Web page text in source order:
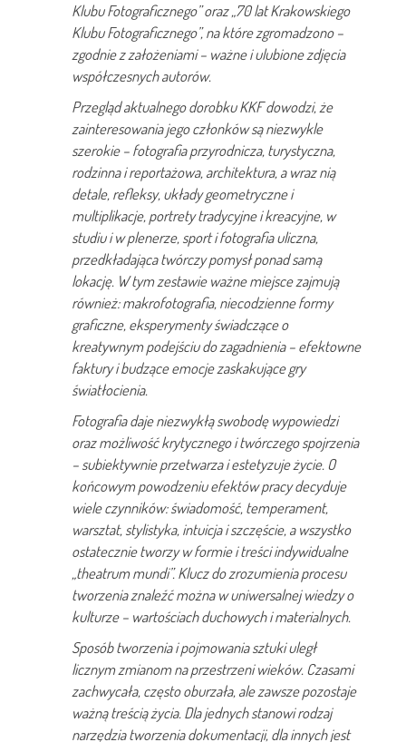
Klubu Fotograficznego” oraz „70 lat Krakowskiego
Klubu Fotograficznego”, na które zgromadzono –
zgodnie z założeniami – ważne i ulubione zdjęcia
współczesnych autorów.
Przegląd aktualnego dorobku KKF dowodzi, że
zainteresowania jego członków są niezwykle
szerokie –fotografia przyrodnicza, turystyczna,
rodzinna i reportażowa, architektura, a wraz nią
detale, refleksy, układy geometryczne i
multiplikacje, portrety tradycyjne i kreacyjne, w
studiu i w plenerze, sport i fotografia uliczna,
przedkładająca twórczy pomysł ponad samą
lokację. W tym zestawie ważne miejsce zajmują
również: makrofotografia, niecodzienne formy
graficzne, eksperymenty świadczące o
kreatywnym podejściu do zagadnienia – efektowne
faktury i budzące emocje zaskakujące gry
światłocienia.
Fotografia daje niezwykłą swobodę wypowiedzi
oraz możliwość krytycznego i twórczego spojrzenia
–subiektywnie przetwarza i estetyzuje życie. O
końcowym powodzeniu efektów pracy decyduje
wiele czynników: świadomość, temperament,
warsztat, stylistyka, intuicja i szczęście, a wszystko
ostatecznie tworzy w formie i treści indywidualne
„theatrum mundi”. Klucz do zrozumienia procesu
tworzenia znaleźć można w uniwersalnej wiedzy o
kulturze – wartościach duchowych i materialnych.
Sposób tworzenia i pojmowania sztuki uległ
licznym zmianom na przestrzeni wieków. Czasami
zachwycała, często oburzała, ale zawsze pozostaje
ważną treścią życia. Dla jednych stanowi rodzaj
narzędzia tworzenia dokumentacji, dla innych jest